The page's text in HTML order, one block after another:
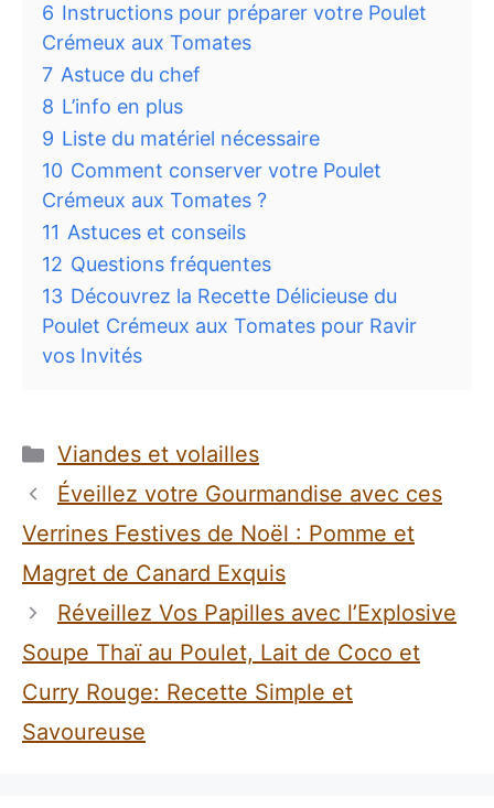
6 Instructions pour préparer votre Poulet
Crémeux aux Tomates
7 Astuce du chef
8 L’info en plus
9 Liste du matériel nécessaire
10 Comment conserver votre Poulet
Crémeux aux Tomates ?
11 Astuces et conseils
12 Questions fréquentes
13 Découvrez la Recette Délicieuse du
Poulet Crémeux aux Tomates pour Ravir
vos Invités
Catégories
Viandes et volailles
Éveillez votre Gourmandise avec ces
Verrines Festives de Noël : Pomme et
Magret de Canard Exquis
Réveillez Vos Papilles avec l’Explosive
Soupe Thaï au Poulet, Lait de Coco et
Curry Rouge: Recette Simple et
Savoureuse